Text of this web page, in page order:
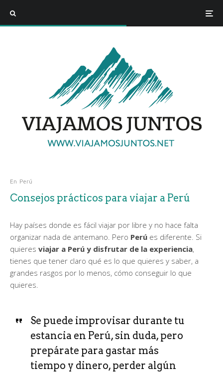
En Perú
Consejos prácticos para viajar a Perú
Hay países donde es fácil viajar por libre y no hace falta
organizar nada de antemano. Pero Perú es diferente. Si
quieres viajar a Perú y disfrutar de la experiencia,
tienes que tener claro qué es lo que quieres y saber, a
grandes rasgos por lo menos, cómo conseguir lo que
quieres.
Se puede improvisar durante tu
estancia en Perú, sin duda, pero
prepárate para gastar más
tiempo y dinero, perder algún